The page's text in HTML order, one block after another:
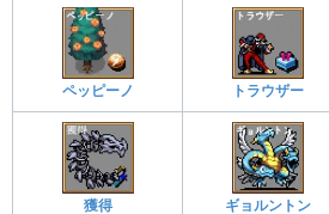
ペッピーノ トラウザー
獲得 ギョルントン